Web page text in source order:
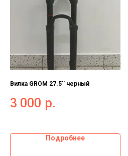
Вилка GROM 27.5'' черный
3 000 р.
Подробнее